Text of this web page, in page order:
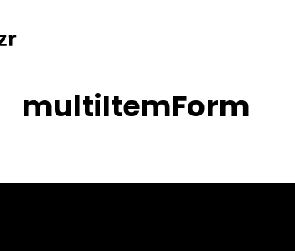
multiItemForm